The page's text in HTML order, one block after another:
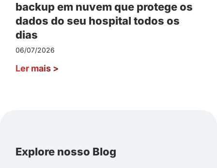
backup em nuvem que protege os
dados do seu hospital todos os
dias
06/07/2026
Ler mais >
Explore nosso Blog